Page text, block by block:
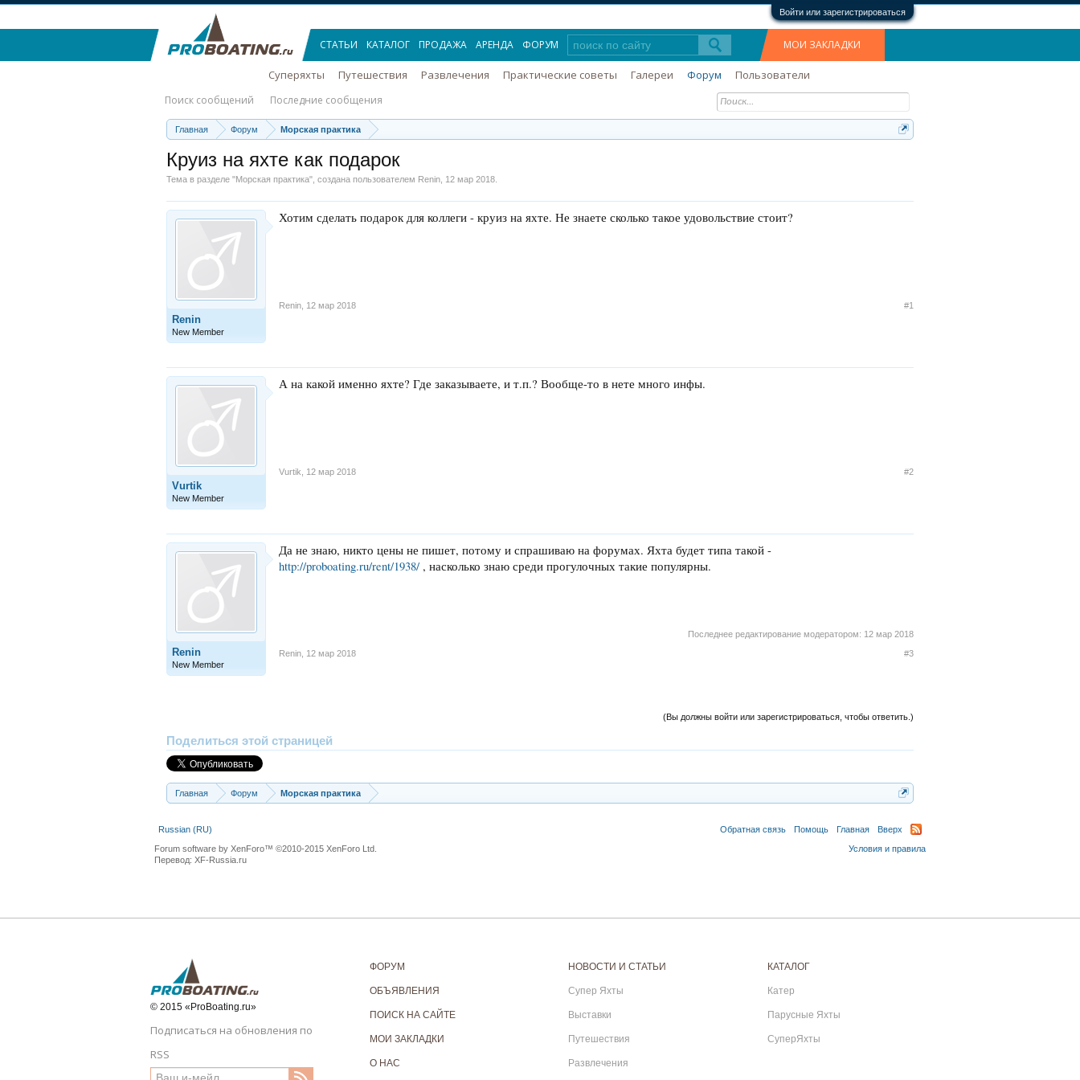
Войти или зарегистрироваться
Главная Форум Морская практика
Круиз на яхте как подарок
Тема в разделе "Морская практика", создана пользователем Renin 12 мар 2018
Renin
New Member
Хотим сделать подарок для коллеги - круиз на яхте. Не знаете сколько такое удовольствие стоит?
Renin 12 мар 2018 #1
Vurtik
New Member
А на какой именно яхте? Где заказываете, и т.п.? Вообще-то в нете много инфы.
Vurtik 12 мар 2018 #2
Renin
New Member
Да не знаю, никто цены не пишет, потому и спрашиваю на форумах. Яхта будет типа такой -
http://proboating.ru/rent/1938/ , насколько знаю среди прогулочных такие популярны.
Последнее редактирование модератором: 12 мар 2018
Renin 12 мар 2018 #3
(Вы должны войти или зарегистрироваться, чтобы ответить.)
Поделиться этой страницей
Главная Форум Морская практика
СТАТЬИ КАТАЛОГ ПРОДАЖА АРЕНДА ФОРУМ МОИ ЗАКЛАДКИ
Суперяхты Путешествия Развлечения Практические советы Галереи Форум
Поиск сообщений Последние сообщения
Пользователи
Russian (RU) Обратная связь Помощь Главная
Вверх
Условия и правила
Forum software by XenForo™ ©2010-2015 XenForo Ltd.
Перевод: XF-Russia.ru
© 2015 «ProBoating.ru»
Подписаться на обновления по
RSS
ФОРУМ
ОБЪЯВЛЕНИЯ
ПОИСК НА САЙТЕ
МОИ ЗАКЛАДКИ
О НАС
НОВОСТИ И СТАТЬИ
Супер Яхты
Выставки
Путешествия
Развлечения
КАТАЛОГ
Катер
Парусные Яхты
СуперЯхты